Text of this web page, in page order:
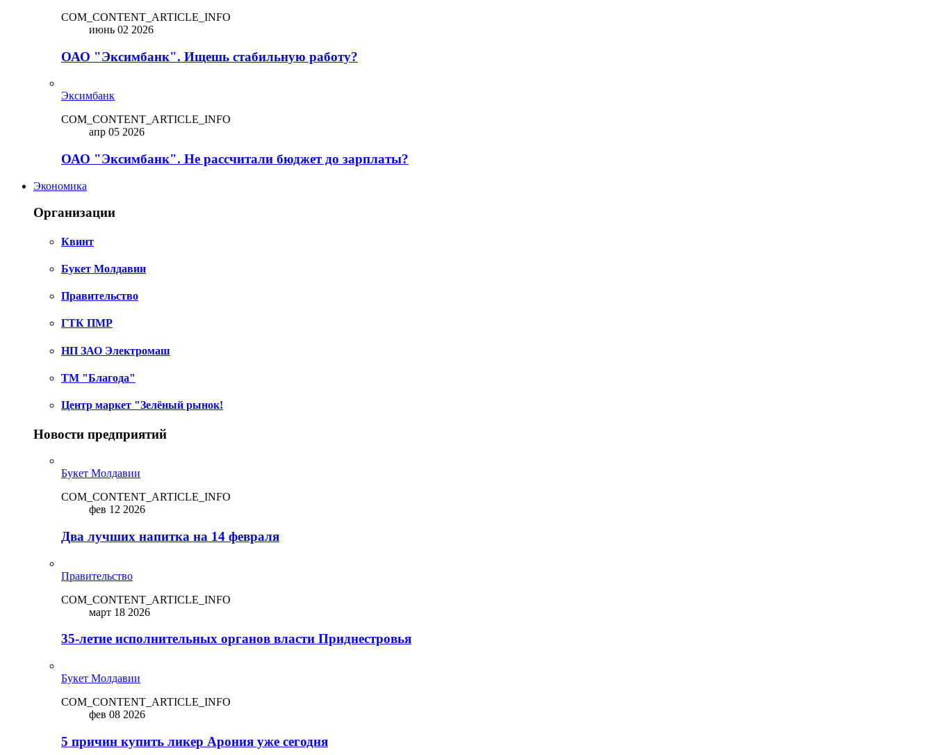
COM_CONTENT_ARTICLE_INFO
июнь 02 2026
ОАО "Эксимбанк". Ищешь стабильную работу?
Эксимбанк
COM_CONTENT_ARTICLE_INFO
апр 05 2026
ОАО "Эксимбанк". Не рассчитали бюджет до зарплаты?
Экономика
Организации
Квинт
Букет Молдавии
Правительство
ГТК ПМР
НП ЗАО Электромаш
ТМ "Благода"
Центр маркет "Зелёный рынок!
Новости предприятий
Букет Молдавии
COM_CONTENT_ARTICLE_INFO
фев 12 2026
Два лучших напитка на 14 февраля
Правительство
COM_CONTENT_ARTICLE_INFO
март 18 2026
35-летие исполнительных органов власти Приднестровья
Букет Молдавии
COM_CONTENT_ARTICLE_INFO
фев 08 2026
5 причин купить ликep Арония уже сегодня